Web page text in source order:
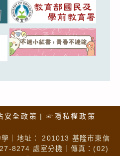
安全政策 ☞隱私權政策
｜地址： 201013 基隆市東信
8274 處室分機｜傳真：(02)